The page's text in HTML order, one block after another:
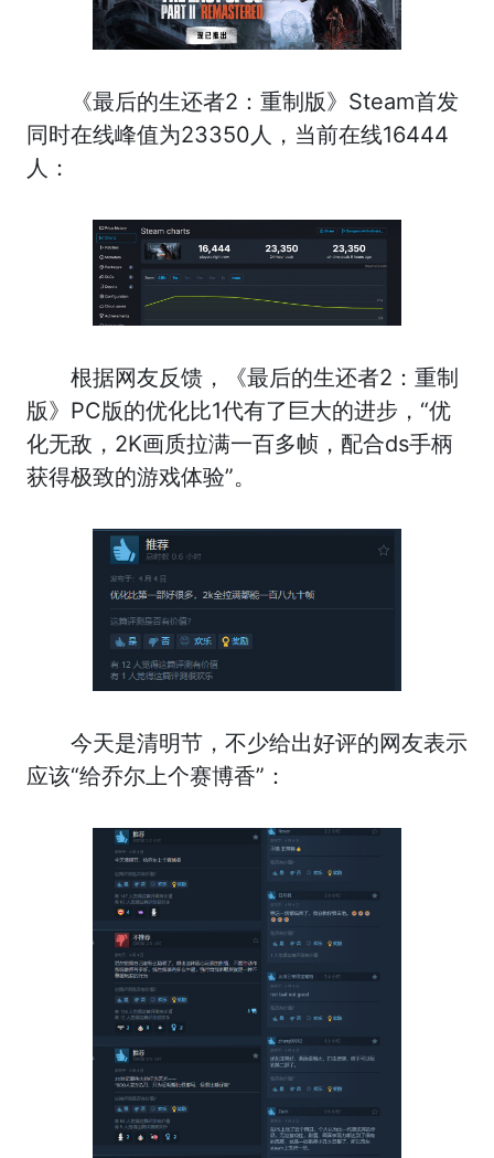
《最后的生还者2：重制版》Steam首发
同时在线峰值为23350人，当前在线16444
人：
根据网友反馈，《最后的生还者2：重制
版》PC版的优化比1代有了巨大的进步，“优
化无敌，2K画质拉满一百多帧，配合ds手柄
获得极致的游戏体验”。
今天是清明节，不少给出好评的网友表示
应该“给乔尔上个赛博香”：